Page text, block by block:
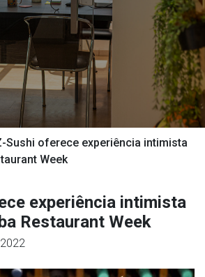
Sushi oferece experiência intimista
Week
experiência intimista
Restaurant Week